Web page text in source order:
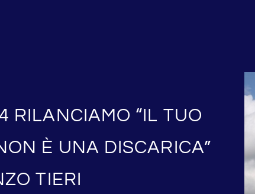
RILANCIAMO “IL TUO
È UNA DISCARICA”
TIERI